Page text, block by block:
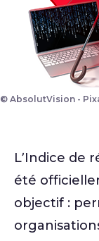
© AbsolutVision -
L’Indice de
été
objectif :